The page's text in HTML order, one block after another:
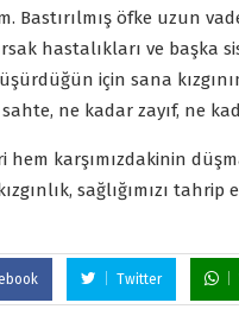
Bastırılmış öfke uzun
hastalıkları ve başka
için sana
ne kadar zayıf, ne
hem karşımızdakinin
sağlığımızı tahrip
Twitter